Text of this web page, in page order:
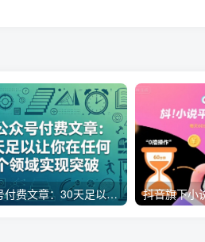
某公众号付费文章：30天足以让你在任何一个领域实现突破